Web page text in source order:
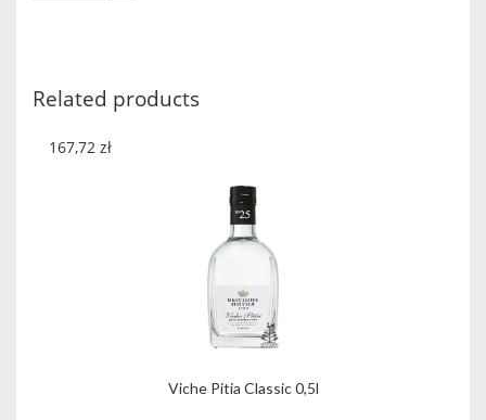
0,5
L
quantity
Related products
Viche Pitia Classic 0,5l
167,72 zł